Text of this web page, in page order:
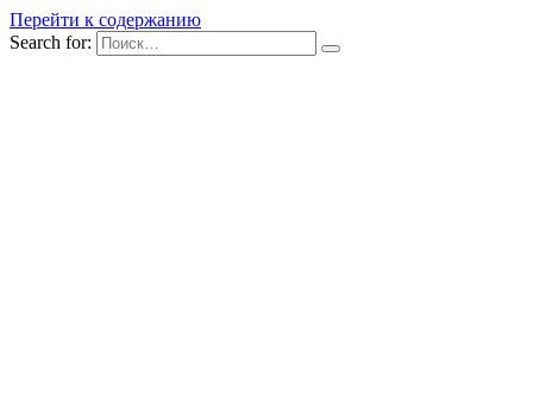
Перейти к содержанию
Search for: